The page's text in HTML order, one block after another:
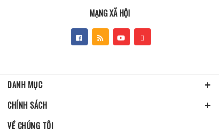
MẠNG XÃ HỘI
DANH MỤC
CHÍNH SÁCH
VỀ CHÚNG TÔI